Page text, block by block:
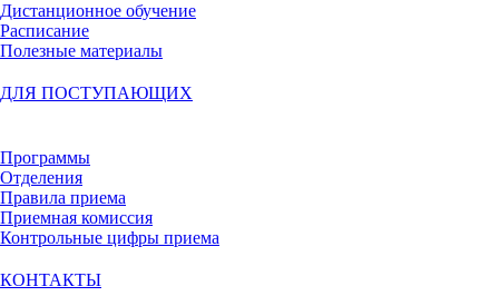
Дистанционное обучение
Расписание
Полезные материалы
ДЛЯ ПОСТУПАЮЩИХ
Программы
Отделения
Правила приема
Приемная комиссия
Контрольные цифры приема
КОНТАКТЫ